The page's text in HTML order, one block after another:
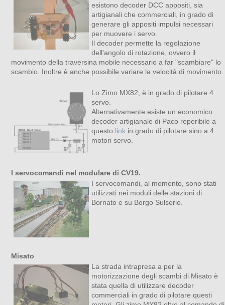
esistono decoder DCC appositi, sia
artigianali che commerciali, in grado di
generare gli appositi impulsi necessari
per muovere i servo.
Il decoder permette la regolazione
dell'angolo di rotazione, ovvero il
movimento della traversina mobile necessario a far "scambiare" lo
scambio. Inoltre è anche possibile variare la velocità di movimento.
Lo Zimo MX82, è in grado di pilotare 4
servo.
Alternativamente esiste un economico
decoder artigianale di Paco reperibile a
questo link in grado di pilotare sino a 4
motori servo.
I servocomandi nel modulare di CV19.
I servocomandi, al momento, sono stati
utilizzati nei moduli delle stazioni di
Bornato e su Borgo Sulserio.
Misato
La strada intrapresa a per la
motorizzazione degli scambi di Misato è
stata quella di utilizzare decoder
commerciali in grado di pilotare questi